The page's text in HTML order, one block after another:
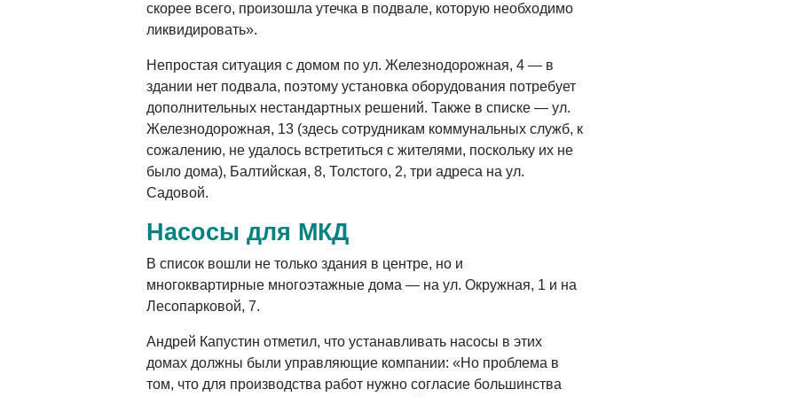
скорее всего, произошла утечка в подвале, которую необходимо
ликвидировать».
Непростая ситуация с домом по ул. Железнодорожная, 4 — в
здании нет подвала, поэтому установка оборудования потребует
дополнительных нестандартных решений. Также в списке — ул.
Железнодорожная, 13 (здесь сотрудникам коммунальных служб, к
сожалению, не удалось встретиться с жителями, поскольку их не
было дома), Балтийская, 8, Толстого, 2, три адреса на ул.
Садовой.
Насосы для МКД
В список вошли не только здания в центре, но и
многоквартирные многоэтажные дома — на ул. Окружная, 1 и на
Лесопарковой, 7.
Андрей Капустин отметил, что устанавливать насосы в этих
домах должны были управляющие компании: «Но проблема в
том, что для производства работ нужно согласие большинства